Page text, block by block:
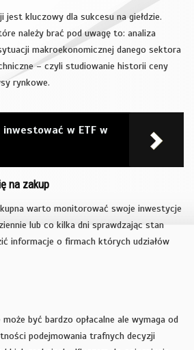
jest kluczowy dla sukcesu na giełdzie.
należy brać pod uwagę to: analiza
makroekonomicznej danego sektora
– czyli studiowanie historii ceny
rynkowe.
inwestować w ETF w
na zakup
warto monitorować swoje inwestycje
lub co kilka dni sprawdzając stan
informacje o firmach których udziałów
być bardzo opłacalne ale wymaga od
podejmowania trafnych decyzji